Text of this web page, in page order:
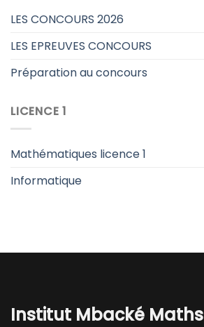
LES CONCOURS 2026
LES EPREUVES CONCOURS
Préparation au concours
LICENCE 1
Mathématiques licence 1
Informatique
Institut Mbacké Maths